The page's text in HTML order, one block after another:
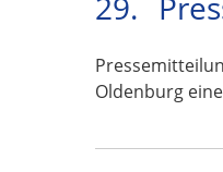
Oldenburg